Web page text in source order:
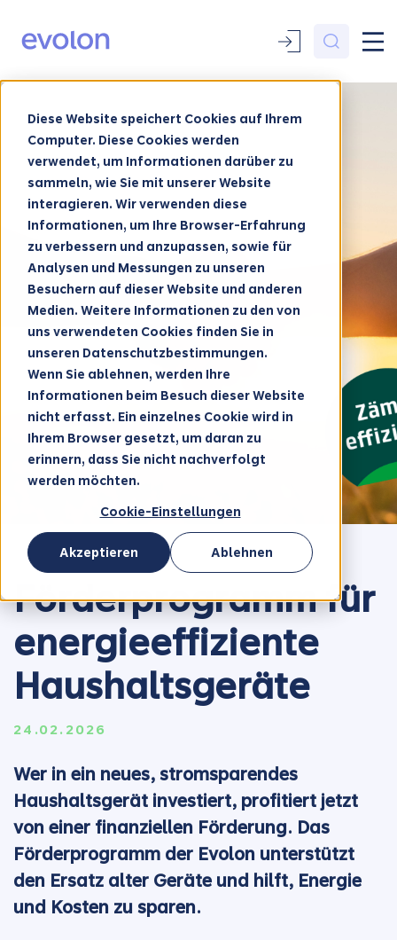
Diese Website speichert Cookies auf Ihrem
Computer. Diese Cookies werden
verwendet, um Informationen darüber zu
sammeln, wie Sie mit unserer Website
interagieren. Wir verwenden diese
Informationen, um Ihre Browser-Erfahrung
zu verbessern und anzupassen, sowie für
Analysen und Messungen zu unseren
Besuchern auf dieser Website und anderen
Medien. Weitere Informationen zu den von
uns verwendeten Cookies finden Sie in
unseren Datenschutzbestimmungen.
Wenn Sie ablehnen, werden Ihre
Informationen beim Besuch dieser Website
nicht erfasst. Ein einzelnes Cookie wird in
Ihrem Browser gesetzt, um daran zu
erinnern, dass Sie nicht nachverfolgt
werden möchten.
Cookie-Einstellungen
Akzeptieren Ablehnen
Förderprogramm für
energieeffiziente
Haushaltsgeräte
24.02.2026
Wer in ein neues, stromsparendes
Haushaltsgerät investiert, profitiert jetzt
von einer finanziellen Förderung. Das
Förderprogramm der Evolon unterstützt
den Ersatz alter Geräte und hilft, Energie
und Kosten zu sparen.